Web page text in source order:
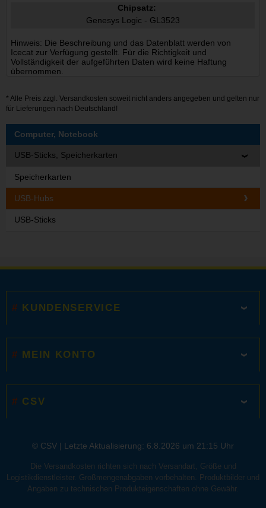
Chipsatz:
Genesys Logic - GL3523
Hinweis: Die Beschreibung und das Datenblatt werden von
Icecat zur Verfügung gestellt. Für die Richtigkeit und
Vollständigkeit der aufgeführten Daten wird keine Haftung
übernommen.
* Alle Preis zzgl. Versandkosten soweit nicht anders angegeben und gelten nur
für Lieferungen nach Deutschland!
Computer, Notebook
USB-Sticks, Speicherkarten
Speicherkarten
USB-Hubs
USB-Sticks
KUNDENSERVICE
MEIN KONTO
CSV
© CSV | Letzte Aktualisierung: 6.8.2026 um 21:15 Uhr
Die Versandkosten richten sich nach Versandart, Größe und
Logistikdienstleister. Großmengenabgaben vorbehalten. Produktbilder und
Angaben zu technischen Produkteigenschaften ohne Gewähr.